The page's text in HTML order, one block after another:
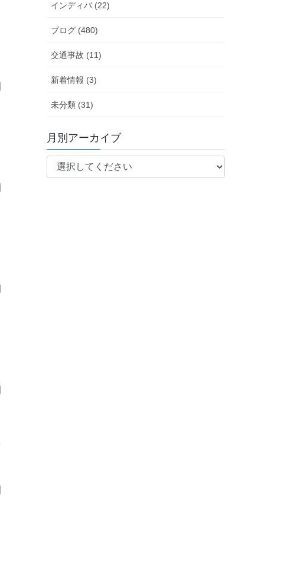
インディバ (22)
ブログ (480)
交通事故 (11)
新着情報 (3)
未分類 (31)
月別アーカイブ